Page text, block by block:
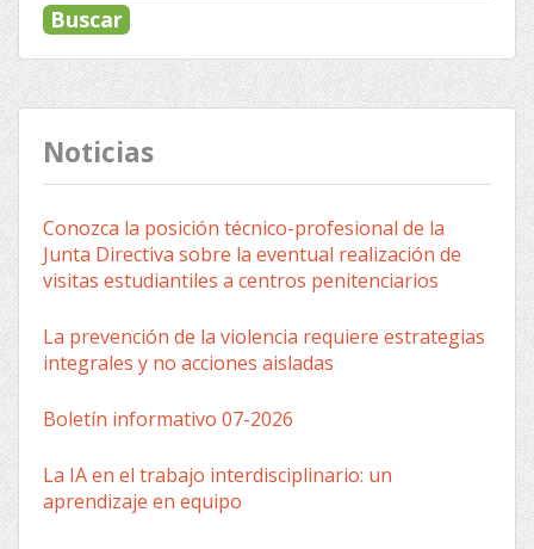
Noticias
Conozca la posición técnico-profesional de la
Junta Directiva sobre la eventual realización de
visitas estudiantiles a centros penitenciarios
La prevención de la violencia requiere estrategias
integrales y no acciones aisladas
Boletín informativo 07-2026
La IA en el trabajo interdisciplinario: un
aprendizaje en equipo